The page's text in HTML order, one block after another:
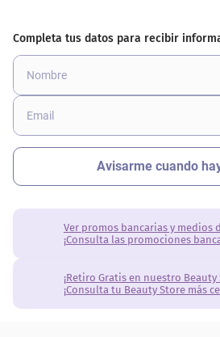
Ver promos bancarias y medios
¡Consulta las promociones
¡Retiro Gratis en nuestro Beauty
¡Consulta tu Beauty Store más